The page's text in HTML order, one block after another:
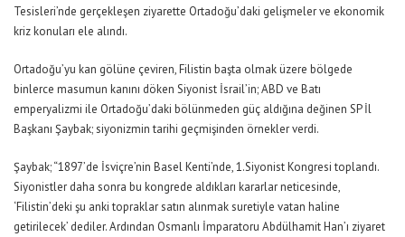
Tesisleri’nde gerçekleşen ziyarette Ortadoğu’daki gelişmeler ve ekonomik
kriz konuları ele alındı.
Ortadoğu’yu kan gölüne çeviren, Filistin başta olmak üzere bölgede
binlerce masumun kanını döken Siyonist İsrail’in; ABD ve Batı
emperyalizmi ile Ortadoğu’daki bölünmeden güç aldığına değinen SP İl
Başkanı Şaybak; siyonizmin tarihi geçmişinden örnekler verdi.
Şaybak; “1897’de İsviçre’nin Basel Kenti’nde, 1.Siyonist Kongresi toplandı.
Siyonistler daha sonra bu kongrede aldıkları kararlar neticesinde,
‘Filistin’deki şu anki topraklar satın alınmak suretiyle vatan haline
getirilecek’ dediler. Ardından Osmanlı İmparatoru Abdülhamit Han’ı ziyaret